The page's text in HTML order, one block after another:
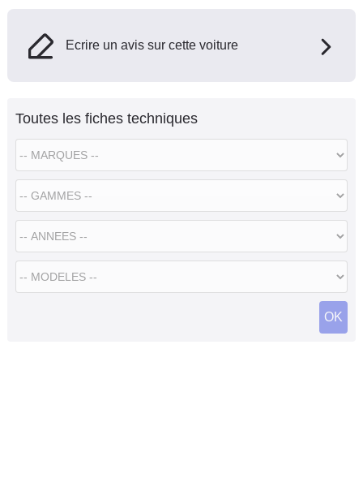
Ecrire un avis sur cette voiture
Toutes les fiches techniques